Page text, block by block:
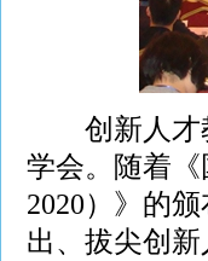
创新人才教
学会。随着
2020）》的
出、拔尖创